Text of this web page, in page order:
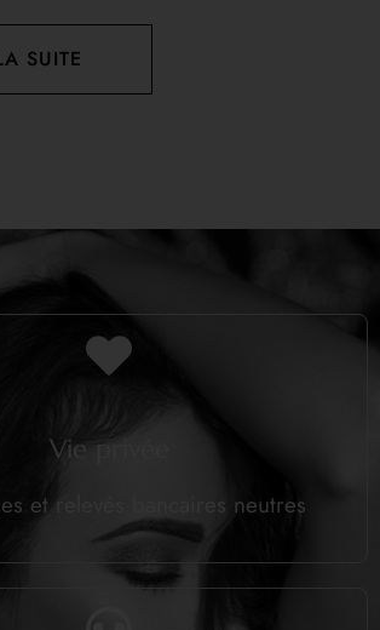
SUITE
Vie privée
et relevés bancaires neutres